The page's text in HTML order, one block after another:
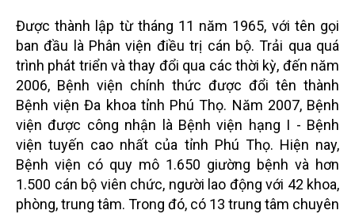
Được thành lập từ tháng 11 năm 1965, với tên gọi
ban đầu là Phân viện điều trị cán bộ. Trải qua quá
trình phát triển và thay đổi qua các thời kỳ, đến năm
2006, Bệnh viện chính thức được đổi tên thành
Bệnh viện Đa khoa tỉnh Phú Thọ. Năm 2007, Bệnh
viện được công nhận là Bệnh viện hạng I - Bệnh
viện tuyến cao nhất của tỉnh Phú Thọ. Hiện nay,
Bệnh viện có quy mô 1.650 giường bệnh và hơn
1.500 cán bộ viên chức, người lao động với 42 khoa,
phòng, trung tâm. Trong đó, có 13 trung tâm chuyên